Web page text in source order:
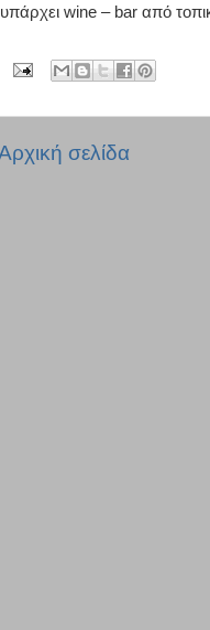
wine – bar από
σελίδα